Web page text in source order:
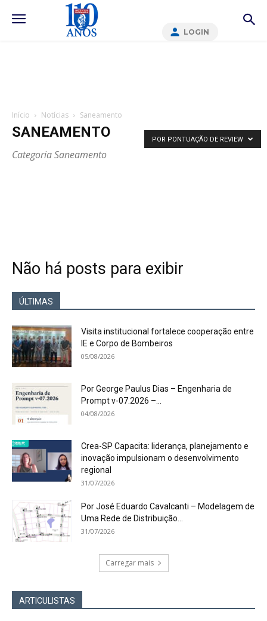
LOGIN
Início Notícias Saneamento
SANEAMENTO
Categoria Saneamento
POR PONTUAÇÃO DE REVIEW
Não há posts para exibir
ÚLTIMAS
Visita institucional fortalece cooperação entre
IE e Corpo de Bombeiros
05/08/2026
Por George Paulus Dias – Engenharia de
Prompt v-07.2026 –...
04/08/2026
Crea-SP Capacita: liderança, planejamento e
inovação impulsionam o desenvolvimento
regional
31/07/2026
Por José Eduardo Cavalcanti – Modelagem de
Uma Rede de Distribuição...
31/07/2026
Carregar mais
ARTICULISTAS